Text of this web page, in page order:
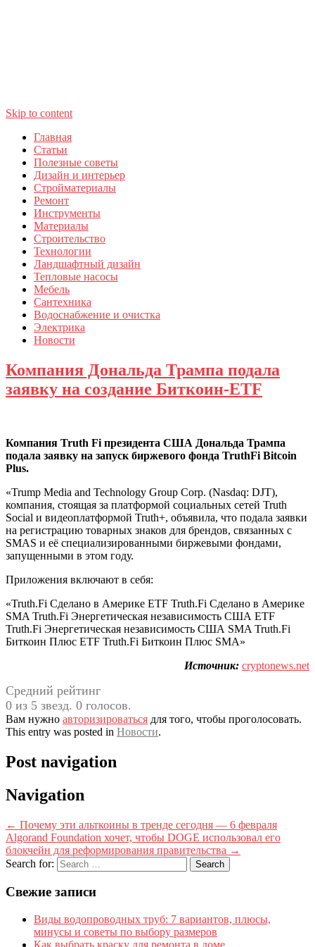
Skip to content
Главная
Статьи
Полезные советы
Дизайн и интерьер
Стройматериалы
Ремонт
Инструменты
Материалы
Строительство
Технологии
Ландшафтный дизайн
Тепловые насосы
Мебель
Сантехника
Водоснабжение и очистка
Электрика
Новости
Компания Дональда Трампа подала
заявку на создание Биткоин-ETF
Компания Truth Fi президента США Дональда Трампа
подала заявку на запуск биржевого фонда TruthFi Bitcoin
Plus.
«Trump Media and Technology Group Corp. (Nasdaq: DJT),
компания, стоящая за платформой социальных сетей Truth
Social и видеоплатформой Truth+, объявила, что подала заявки
на регистрацию товарных знаков для брендов, связанных с
SMAS и её специализированными биржевыми фондами,
запущенными в этом году.
Приложения включают в себя:
«Truth.Fi Сделано в Америке ETF Truth.Fi Сделано в Америке
SMA Truth.Fi Энергетическая независимость США ETF
Truth.Fi Энергетическая независимость США SMA Truth.Fi
Биткоин Плюс ETF Truth.Fi Биткоин Плюс SMA»
Источник: cryptonews.net
Средний рейтинг
0 из 5 звезд. 0 голосов.
Вам нужно авторизироваться для того, чтобы проголосовать.
This entry was posted in Новости.
Post navigation
Navigation
← Почему эти альткоины в тренде сегодня — 6 февраля
Algorand Foundation хочет, чтобы DOGE использовал его
блокчейн для реформирования правительства →
Search for:
Свежие записи
Виды водопроводных труб: 7 вариантов, плюсы,
минусы и советы по выбору размеров
Как выбрать краску для ремонта в доме